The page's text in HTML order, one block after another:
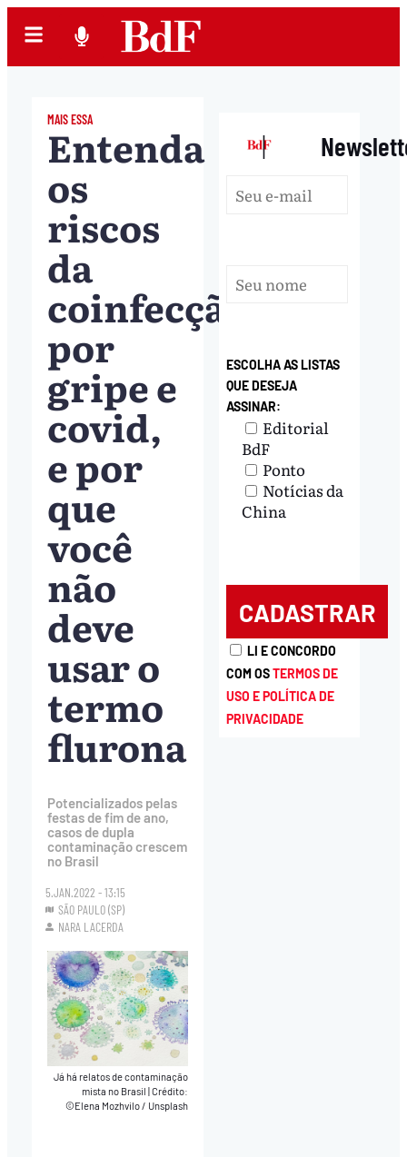
MAIS ESSA
Entenda
os
riscos
da
coinfecção
por
gripe e
covid,
e por
que
você
não
deve
usar o
termo
flurona
Potencializados pelas
festas de fim de ano,
casos de dupla
contaminação crescem
no Brasil
5.JAN.2022 - 13:15
SÃO PAULO (SP)
NARA LACERDA
Já há relatos de contaminação
mista no Brasil|Crédito:
©Elena Mozhvilo / Unsplash
|
ESCOLHA AS LISTAS
QUE DESEJA
ASSINAR:
Editorial
BdF
Ponto
Notícias da
China
LI E CONCORDO
COM OSTERMOS DE
USO E POLÍTICA DE
PRIVACIDADE